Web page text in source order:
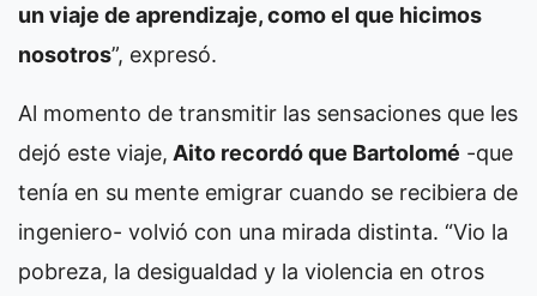
un viaje de aprendizaje, como el que hicimos
nosotros”, expresó.
Al momento de transmitir las sensaciones que les
dejó este viaje, Aito recordó que Bartolomé -que
tenía en su mente emigrar cuando se recibiera de
ingeniero- volvió con una mirada distinta. “Vio la
pobreza, la desigualdad y la violencia en otros